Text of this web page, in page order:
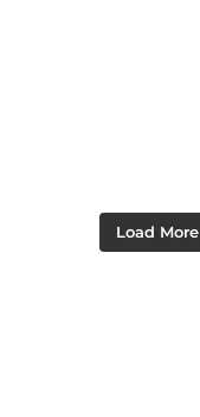
Load More